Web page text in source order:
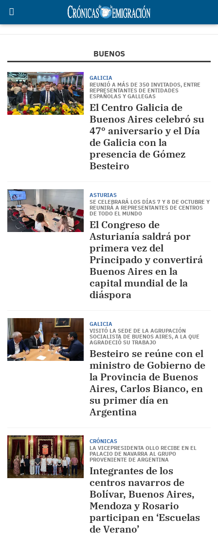
BUENOS
GALICIA
REUNIÓ A MÁS DE 350 INVITADOS, ENTRE
REPRESENTANTES DE ENTIDADES
ESPAÑOLAS Y GALLEGAS
El Centro Galicia de
Buenos Aires celebró su
47º aniversario y el Día
de Galicia con la
presencia de Gómez
Besteiro
ASTURIAS
SE CELEBRARÁ LOS DÍAS 7 Y 8 DE OCTUBRE Y
REUNIRÁ A REPRESENTANTES DE CENTROS
DE TODO EL MUNDO
El Congreso de
Asturianía saldrá por
primera vez del
Principado y convertirá
Buenos Aires en la
capital mundial de la
diáspora
GALICIA
VISITÓ LA SEDE DE LA AGRUPACIÓN
SOCIALISTA DE BUENOS AIRES, A LA QUE
AGRADECIÓ SU TRABAJO
Besteiro se reúne con el
ministro de Gobierno de
la Provincia de Buenos
Aires, Carlos Bianco, en
su primer día en
Argentina
CRÓNICAS
LA VICEPRESIDENTA OLLO RECIBE EN EL
PALACIO DE NAVARRA AL GRUPO
PROVENIENTE DE ARGENTINA
Integrantes de los
centros navarros de
Bolívar, Buenos Aires,
Mendoza y Rosario
participan en ‘Escuelas
de Verano’